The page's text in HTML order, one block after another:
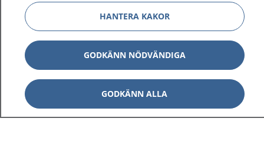
HANTERA KAKOR
GODKÄNN NÖDVÄNDIGA
GODKÄNN ALLA